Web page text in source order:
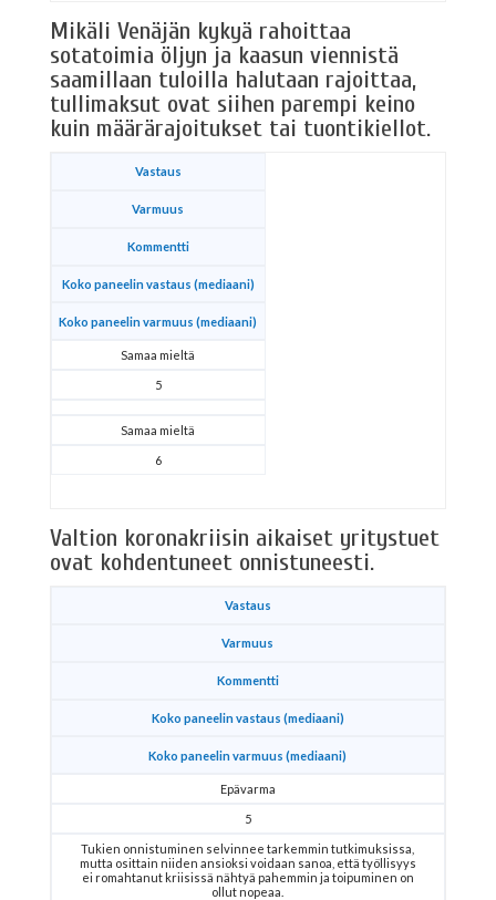
Mikäli Venäjän kykyä rahoittaa
sotatoimia öljyn ja kaasun viennistä
saamillaan tuloilla halutaan rajoittaa,
tullimaksut ovat siihen parempi keino
kuin määrärajoitukset tai tuontikiellot.
Vastaus
Varmuus
Kommentti
Koko paneelin vastaus (mediaani)
Koko paneelin varmuus (mediaani)
Samaa mieltä
5
Samaa mieltä
6
Valtion koronakriisin aikaiset yritystuet
ovat kohdentuneet onnistuneesti.
Vastaus
Varmuus
Kommentti
Koko paneelin vastaus (mediaani)
Koko paneelin varmuus (mediaani)
Epävarma
5
Tukien onnistuminen selvinnee tarkemmin tutkimuksissa,
mutta osittain niiden ansioksi voidaan sanoa, että työllisyys
ei romahtanut kriisissä nähtyä pahemmin ja toipuminen on
ollut nopeaa.